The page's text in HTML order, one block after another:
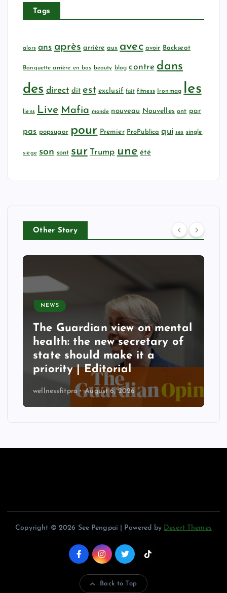
Tags
alors ans après arrière aux avec avoir Backseat
Banquette arrière en bas beauty blog contre dans
des direct dit est exclusif fait fitness Ironmag les
liens Live Mafia monde nouveau Nouvelles ont par
pas popsugar pour Premier ProPublica qui ses single
siège son sont sur Trump une été
Other Story
NEWS
The Guardian view on mental
health: the new secretary of
state should make it a
priority | Editorial
wellnessfitpro August 6, 2026
Copyright © 2026 See Pengpai | Powered by Desert Themes
Back to Top